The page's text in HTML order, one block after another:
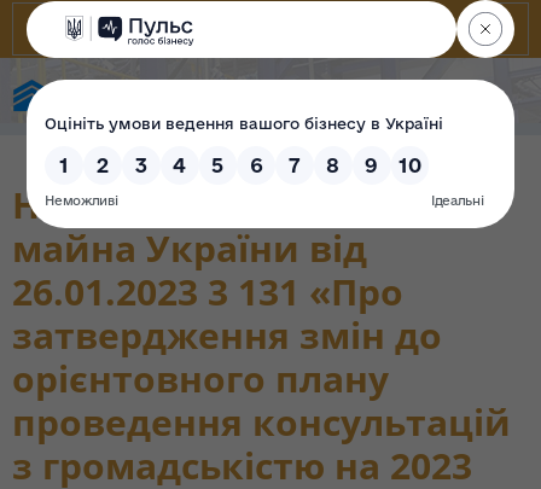
Наказ Фонду державного
майна України від
26.01.2023 3 131 «Про
затвердження змін до
орієнтовного плану
проведення консультацій
з громадськістю на 2023